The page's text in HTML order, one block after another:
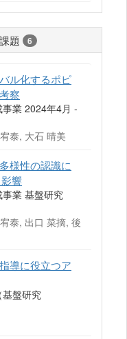
題 6
ル化するポピ
察
業 2024年4月 -
泰, 大石 晴美
様性の認識に
響
業 基盤研究
泰, 出口 菜摘, 後
導に役立つア
盤研究